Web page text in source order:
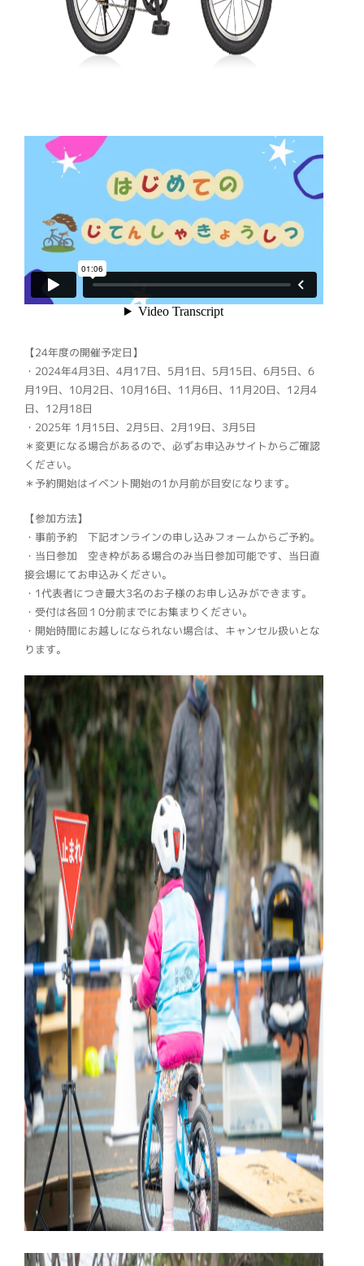
【24年度の開催予定日】
・2024年4月3日、4月17日、5月1日、5月15日、6月5日、6
月19日、10月2日、10月16日、11月6日、11月20日、12月4
日、12月18日
・2025年 1月15日、2月5日、2月19日、3月5日
＊変更になる場合があるので、必ずお申込みサイトからご確認
ください。
＊予約開始はイベント開始の1か月前が目安になります。
【参加方法】
・事前予約 下記オンラインの申し込みフォームからご予約。
・当日参加 空き枠がある場合のみ当日参加可能です、当日直
接会場にてお申込みください。
・1代表者につき最大3名のお子様のお申し込みができます。
・受付は各回１0分前までにお集まりください。
・開始時間にお越しになられない場合は、キャンセル扱いとな
ります。